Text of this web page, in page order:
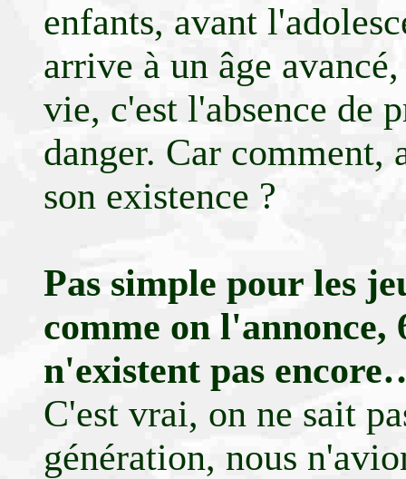
enfants, avant
arrive à un âge
vie, c'est l'absence de
danger. Car comment,
son existence ?
Pas simple pour les
comme on
n'existent pas
C'est vrai, on ne sait
génération, nous